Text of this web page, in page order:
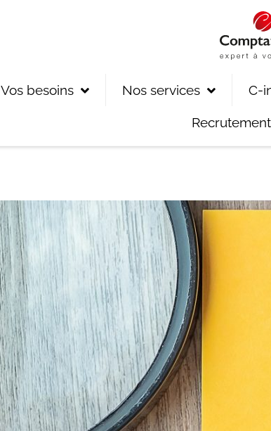
Vos besoins Nos services C-
Recrutement